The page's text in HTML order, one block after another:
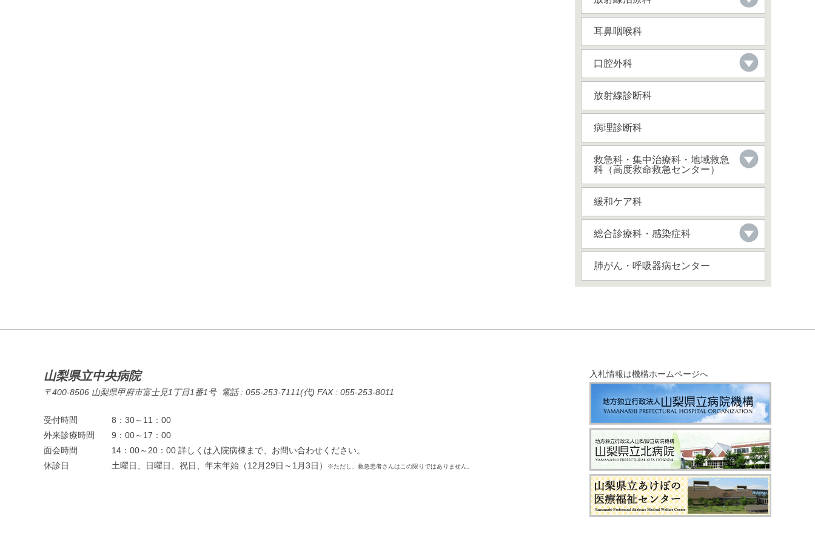
耳鼻咽喉科
口腔外科
放射線診断科
病理診断科
救急科・集中治療科・地域救急
科（高度救命救急センター）
緩和ケア科
総合診療科・感染症科
肺がん・呼吸器病センター
山梨県立中央病院
〒400-8506 山梨県甲府市富士見1丁目1番1号 電話 : 055-253-7111(代) FAX : 055-253-8011
受付時間
8：30～11：00
外来診療時間
9：00～17：00
面会時間
14：00～20：00 詳しくは入院病棟まで、お問い合わせください。
休診日
土曜日、日曜日、祝日、年末年始（12月29日～1月3日） ※ただし、救急患者さんはこの限りではありません。
入札情報は機構ホームページへ